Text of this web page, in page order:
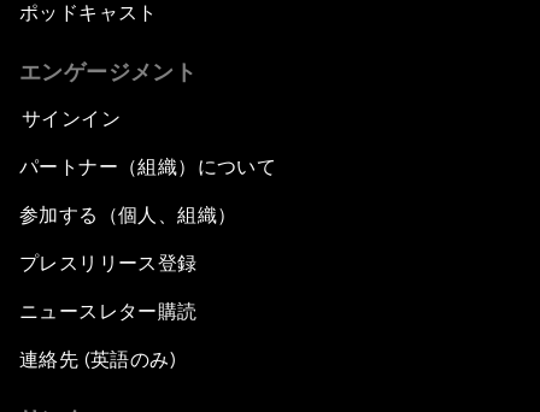
ポッドキャスト
エンゲージメント
サインイン
パートナー（組織）について
参加する（個人、組織）
プレスリリース登録
ニュースレター購読
連絡先 (英語のみ)